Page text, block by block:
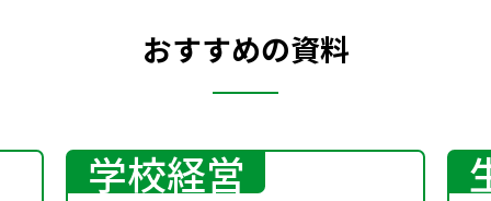
おすすめの資料
学校経営